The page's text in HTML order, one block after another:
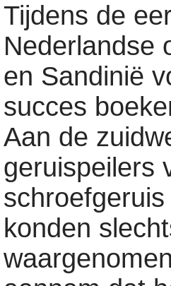
Tijdens de
Nederlandse
en Sandinië
succes
Aan de
geruispeilers
konden